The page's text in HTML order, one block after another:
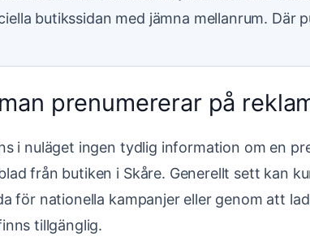
butikssidan med jämna mellanrum. Där
prenumererar på
i nuläget ingen tydlig information om en
från butiken i Skåre. Generellt sett kan
för nationella kampanjer eller genom att
tillgänglig.